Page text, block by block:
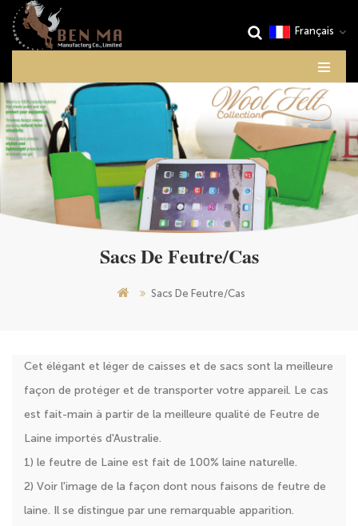
Français
Sacs De Feutre/Cas
Sacs De Feutre/Cas
Cet élégant et léger de caisses et de sacs sont la meilleure
façon de protéger et de transporter votre appareil. Le cas
est fait-main à partir de la meilleure qualité de Feutre de
Laine importés d'Australie.
1) le feutre de Laine est fait de 100% laine naturelle.
2) Voir l'image de la façon dont nous faisons de feutre de
laine. Il se distingue par une remarquable apparition.